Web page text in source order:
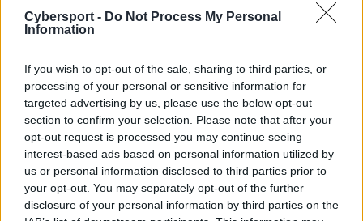
Cybersport - Do Not Process My Personal
Information
If you wish to opt-out of the sale, sharing to third parties, or
processing of your personal or sensitive information for
targeted advertising by us, please use the below opt-out
section to confirm your selection. Please note that after your
opt-out request is processed you may continue seeing
interest-based ads based on personal information utilized by
us or personal information disclosed to third parties prior to
your opt-out. You may separately opt-out of the further
disclosure of your personal information by third parties on the
21:00 G2 BO1
16 marca
SK BDS
GX 0:1 FNC BO1
18:30 1:0 TH BO1